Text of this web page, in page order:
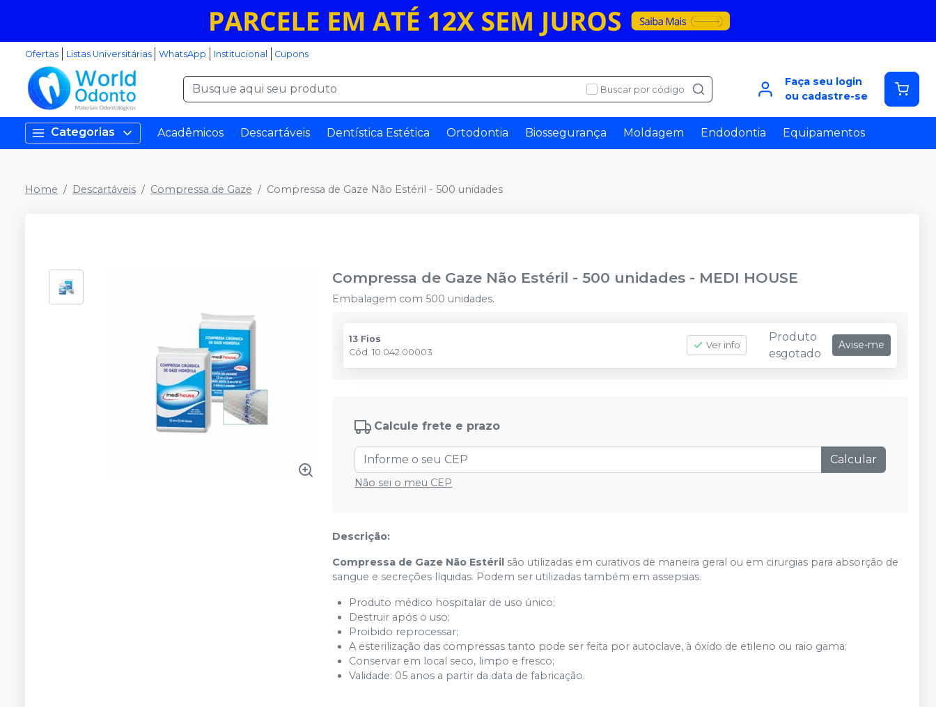
Ofertas Listas Universitárias WhatsApp Institucional Cupons
Buscar por código
Faça seu login
ou cadastre-se
Categorias Acadêmicos Descartáveis Dentística Estética Ortodontia Biossegurança Moldagem Endodontia Equipamentos
Home Descartáveis Compressa de Gaze Compressa de Gaze Não Estéril - 500 unidades
Compressa de Gaze Não Estéril - 500 unidades - MEDI HOUSE
Embalagem com 500 unidades.
13 Fios
Cód.10.042.00003
Ver info
Produto
esgotado
Avise-me
Calcule frete e prazo
Calcular
Não sei o meu CEP
Descrição:
Compressa de Gaze Não Estéril são utilizadas em curativos de maneira geral ou em cirurgias para absorção de
sangue e secreções líquidas. Podem ser utilizadas também em assepsias.
Produto médico hospitalar de uso único;
Destruir após o uso;
Proibido reprocessar;
A esterilização das compressas tanto pode ser feita por autoclave, à óxido de etileno ou raio gama;
Conservar em local seco, limpo e fresco;
Validade: 05 anos a partir da data de fabricação.